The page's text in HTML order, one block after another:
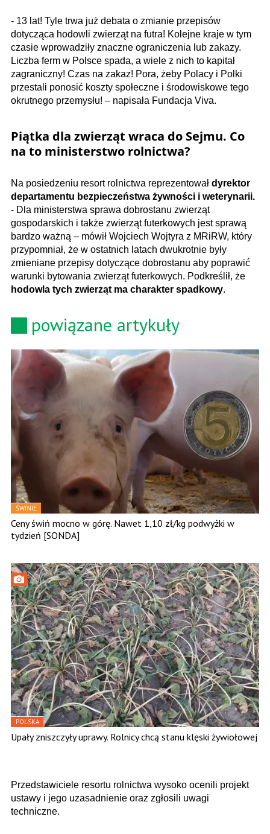
- 13 lat! Tyle trwa już debata o zmianie przepisów
dotycząca hodowli zwierząt na futra! Kolejne kraje w tym
czasie wprowadziły znaczne ograniczenia lub zakazy.
Liczba ferm w Polsce spada, a wiele z nich to kapitał
zagraniczny! Czas na zakaz! Pora, żeby Polacy i Polki
przestali ponosić koszty społeczne i środowiskowe tego
okrutnego przemysłu! – napisała Fundacja Viva.
Piątka dla zwierząt wraca do Sejmu. Co
na to ministerstwo rolnictwa?
Na posiedzeniu resort rolnictwa reprezentował dyrektor
departamentu bezpieczeństwa żywności i weterynarii.
- Dla ministerstwa sprawa dobrostanu zwierząt
gospodarskich i także zwierząt futerkowych jest sprawą
bardzo ważną – mówił Wojciech Wojtyra z MRiRW, który
przypomniał, że w ostatnich latach dwukrotnie były
zmieniane przepisy dotyczące dobrostanu aby poprawić
warunki bytowania zwierząt futerkowych. Podkreślił, że
hodowla tych zwierząt ma charakter spadkowy.
powiązane artykuły
ŚWINIE
Ceny świń mocno w górę. Nawet 1,10 zł/kg podwyżki w
tydzień [SONDA]
POLSKA
Upały zniszczyły uprawy. Rolnicy chcą stanu klęski żywiołowej
Przedstawiciele resortu rolnictwa wysoko ocenili projekt
ustawy i jego uzasadnienie oraz zgłosili uwagi
techniczne.